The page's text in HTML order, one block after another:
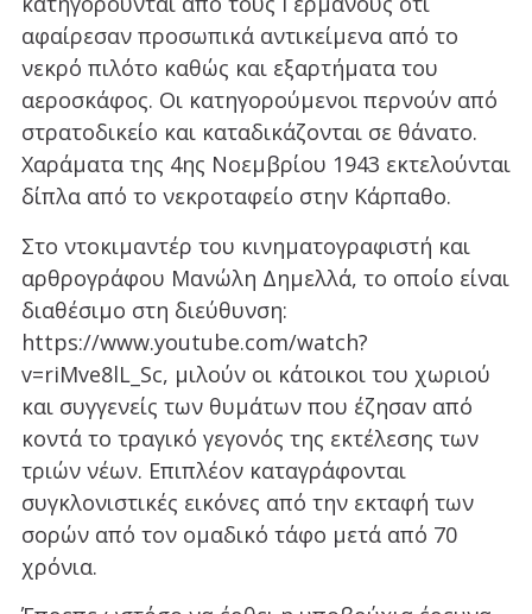
αφαίρεσαν προσωπικά αντικείμενα από το
νεκρό πιλότο καθώς και εξαρτήματα του
αεροσκάφος. Οι κατηγορούμενοι περνούν από
στρατοδικείο και καταδικάζονται σε θάνατο.
Χαράματα της 4ης Νοεμβρίου 1943 εκτελούνται
δίπλα από το νεκροταφείο στην Κάρπαθο.
Στο ντοκιμαντέρ του κινηματογραφιστή και
αρθρογράφου Μανώλη Δημελλά, το οποίο είναι
διαθέσιμο στη διεύθυνση:
https://www.youtube.com/watch?
v=riMve8lL_Sc, μιλούν οι κάτοικοι του χωριού
και συγγενείς των θυμάτων που έζησαν από
κοντά το τραγικό γεγονός της εκτέλεσης των
τριών νέων. Επιπλέον καταγράφονται
συγκλονιστικές εικόνες από την εκταφή των
σορών από τον ομαδικό τάφο μετά από 70
χρόνια.